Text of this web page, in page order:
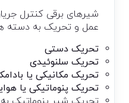
شیرهای برقی کنترل
عمل و تحریک به دسته
تحریک دستی
تحریک سلنوئیدی
تحریک مکانیکی یا
تحریک پنوماتیکی یا